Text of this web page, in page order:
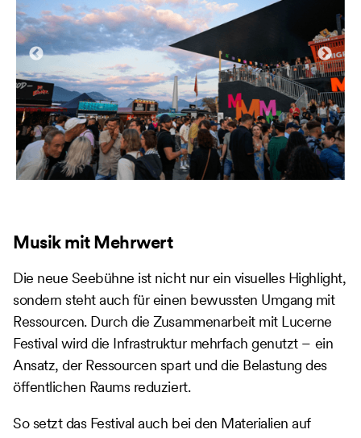
Musik mit Mehrwert
Die neue Seebühne ist nicht nur ein visuelles Highlight,
sondern steht auch für einen bewussten Umgang mit
Ressourcen. Durch die Zusammenarbeit mit Lucerne
Festival wird die Infrastruktur mehrfach genutzt – ein
Ansatz, der Ressourcen spart und die Belastung des
öffentlichen Raums reduziert.
So setzt das Festival auch bei den Materialien auf